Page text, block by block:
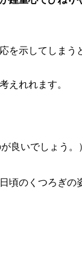
を示してしまう
えれれます。
良いでしょう。
頃のくつろぎの